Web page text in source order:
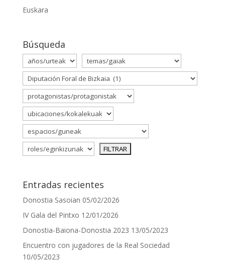
Euskara
Búsqueda
Entradas recientes
Donostia Sasoian 05/02/2026
IV Gala del Pintxo 12/01/2026
Donostia-Baiona-Donostia 2023 13/05/2023
Encuentro con jugadores de la Real Sociedad
10/05/2023